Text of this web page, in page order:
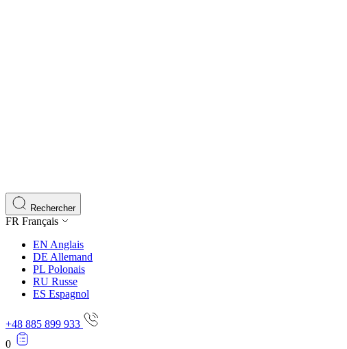
Rechercher
FR Français
EN Anglais
DE Allemand
PL Polonais
RU Russe
ES Espagnol
+48 885 899 933
0